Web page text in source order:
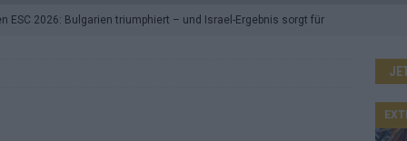
ESC 2026: Bulgarien triumphiert – und Israel-Ergebnis sorgt für